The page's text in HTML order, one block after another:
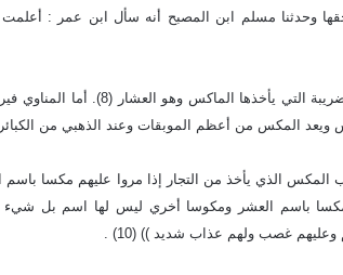
وحدثنا مسلم ابن المصبح أنه سأل ابن عمر :
ويروي ابن الأثير:المكس
ويعد المكس من أعظم الموبقات وعند الذهبي من الكبائر
المكس الذي يأخذ من التجار إذا مروا عليهم مكسا
باسم العشر ومكوسا أخري ليس لها اسم بل شيء
غصب ولهم عذاب شديد )) (10) .